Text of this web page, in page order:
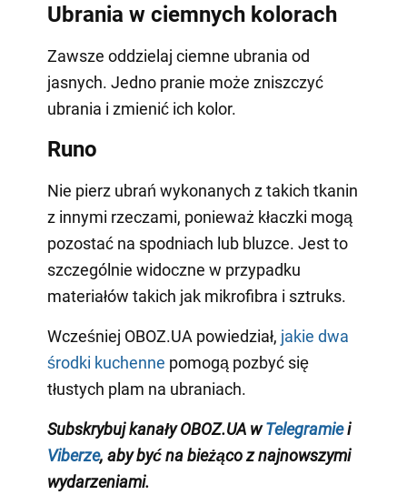
Ubrania w ciemnych kolorach
Zawsze oddzielaj ciemne ubrania od
jasnych. Jedno pranie może zniszczyć
ubrania i zmienić ich kolor.
Runo
Nie pierz ubrań wykonanych z takich tkanin
z innymi rzeczami, ponieważ kłaczki mogą
pozostać na spodniach lub bluzce. Jest to
szczególnie widoczne w przypadku
materiałów takich jak mikrofibra i sztruks.
Wcześniej OBOZ.UA powiedział, jakie dwa
środki kuchenne pomogą pozbyć się
tłustych plam na ubraniach.
Subskrybuj kanałyOBOZ.UAwTelegramiei
Viberze, aby być na bieżąco z najnowszymi
wydarzeniami.